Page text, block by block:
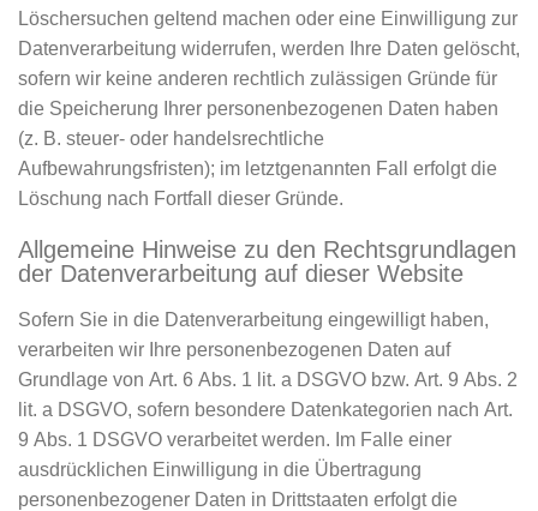
Löschersuchen geltend machen oder eine Einwilligung zur
Datenverarbeitung widerrufen, werden Ihre Daten gelöscht,
sofern wir keine anderen rechtlich zulässigen Gründe für
die Speicherung Ihrer personenbezogenen Daten haben
(z. B. steuer- oder handelsrechtliche
Aufbewahrungsfristen); im letztgenannten Fall erfolgt die
Löschung nach Fortfall dieser Gründe.
Allgemeine Hinweise zu den Rechtsgrundlagen
der Datenverarbeitung auf dieser Website
Sofern Sie in die Datenverarbeitung eingewilligt haben,
verarbeiten wir Ihre personenbezogenen Daten auf
Grundlage von Art. 6 Abs. 1 lit. a DSGVO bzw. Art. 9 Abs. 2
lit. a DSGVO, sofern besondere Datenkategorien nach Art.
9 Abs. 1 DSGVO verarbeitet werden. Im Falle einer
ausdrücklichen Einwilligung in die Übertragung
personenbezogener Daten in Drittstaaten erfolgt die